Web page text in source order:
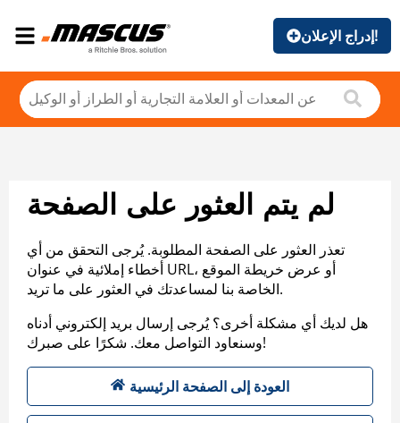
إدراج الإعلان!
لم يتم العثور على الصفحة
تعذر العثور على الصفحة المطلوبة. يُرجى التحقق من أي
أخطاء إملائية في عنوان URL، أو عرض خريطة الموقع
الخاصة بنا لمساعدتك في العثور على ما تريد.
هل لديك أي مشكلة أخرى؟ يُرجى إرسال بريد إلكتروني أدناه
وسنعاود التواصل معك. شكرًا على صبرك!
العودة إلى الصفحة الرئيسية